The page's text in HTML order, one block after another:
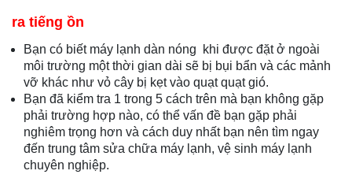
ra tiếng ồn
Bạn có biết máy lạnh dàn nóng khi được đặt ở ngoài
môi trường một thời gian dài sẽ bị bụi bẩn và các mảnh
vỡ khác như vỏ cây bị kẹt vào quạt quạt gió.
Bạn đã kiểm tra 1 trong 5 cách trên mà bạn không gặp
phải trường hợp nào, có thể vấn đề bạn gặp phải
nghiêm trọng hơn và cách duy nhất bạn nên tìm ngay
đến trung tâm sửa chữa máy lạnh, vệ sinh máy lạnh
chuyên nghiệp.